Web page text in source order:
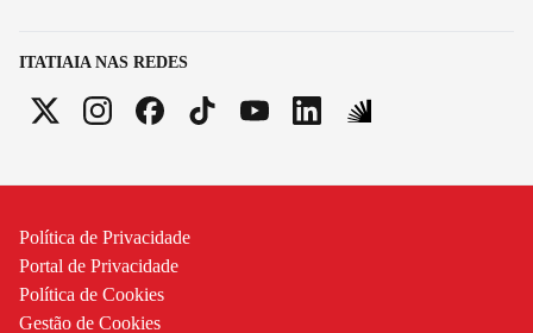
ITATIAIA NAS REDES
Política de Privacidade
Portal de Privacidade
Política de Cookies
Gestão de Cookies